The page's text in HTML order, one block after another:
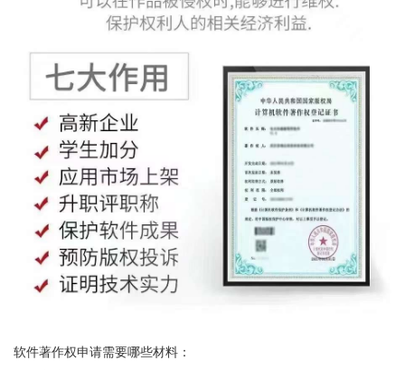
软件著作权申请需要哪些材料：